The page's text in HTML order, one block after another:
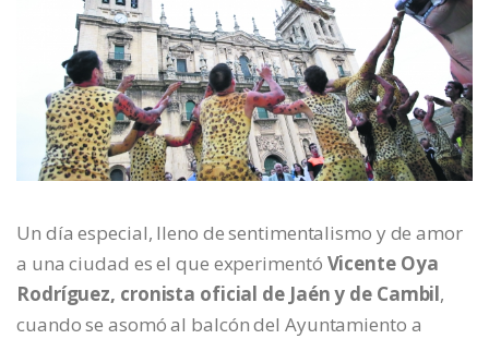
Un día especial, lleno de sentimentalismo y de amor
a una ciudad es el que experimentó Vicente Oya
Rodríguez, cronista oficial de Jaén y de Cambil,
cuando se asomó al balcón del Ayuntamiento a